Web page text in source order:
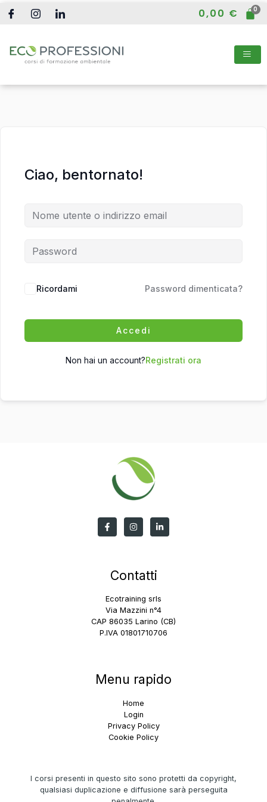
Vai
0,00 €
Ciao, bentornato!
Ricordami Password dimenticata?
Accedi
Non hai un account?Registrati ora
Contatti
Ecotraining srls
Via Mazzini n°4
CAP 86035 Larino (CB)
P.IVA 01801710706
Menu rapido
Home
Login
Privacy Policy
Cookie Policy
I corsi presenti in questo sito sono protetti da copyright,
qualsiasi duplicazione e diffusione sarà perseguita